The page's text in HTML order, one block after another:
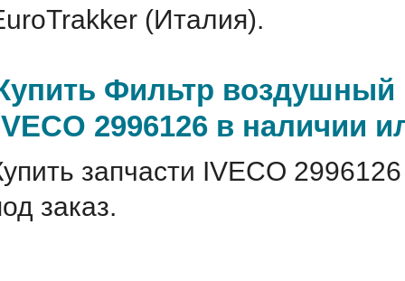
(Италия).
Фильтр воздушный
2996126 в наличии
запчасти IVECO
заказ.